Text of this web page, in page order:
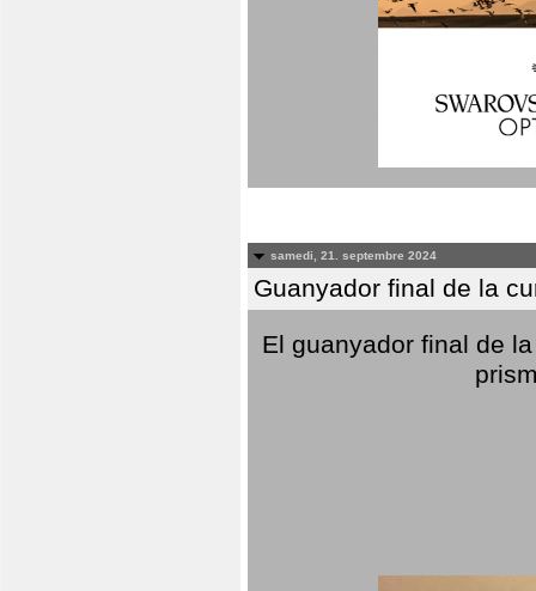
samedi, 21. septembre 2024
Guanyador final de la
El guanyador final de